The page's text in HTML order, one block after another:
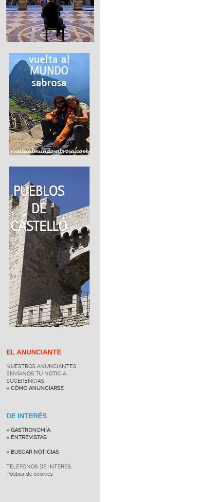
EL ANUNCIANTE
NUESTROS ANUNCIANTES
ENVÍANOS TU NOTICIA
SUGERENCIAS
» CÓMO ANUNCIARSE
DE INTERÉS
» GASTRONOMÍA
» ENTREVISTAS
» BUSCAR NOTICIAS
TELÉFONOS DE INTERÉS
Política de cookies